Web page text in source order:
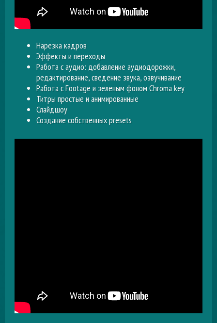
Нарезка кадров
Эффекты и переходы
Работа с аудио: добавление аудиодорожки,
редактирование, сведение звука, озвучивание
Работа с Footage и зеленым фоном Chroma key
Титры простые и анимированные
Слайдшоу
Создание собственных presets